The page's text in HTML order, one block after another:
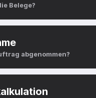
Belege?
abgenommen?